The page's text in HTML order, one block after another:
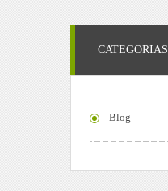
CATEGORIAS
Blog